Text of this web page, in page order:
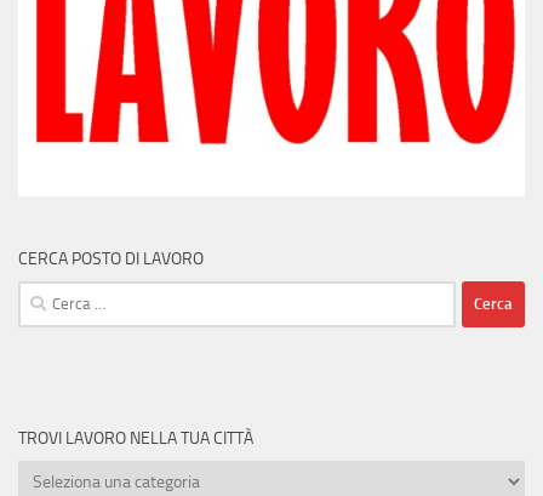
CERCA POSTO DI LAVORO
Ricerca
per:
TROVI LAVORO NELLA TUA CITTÀ
Trovi